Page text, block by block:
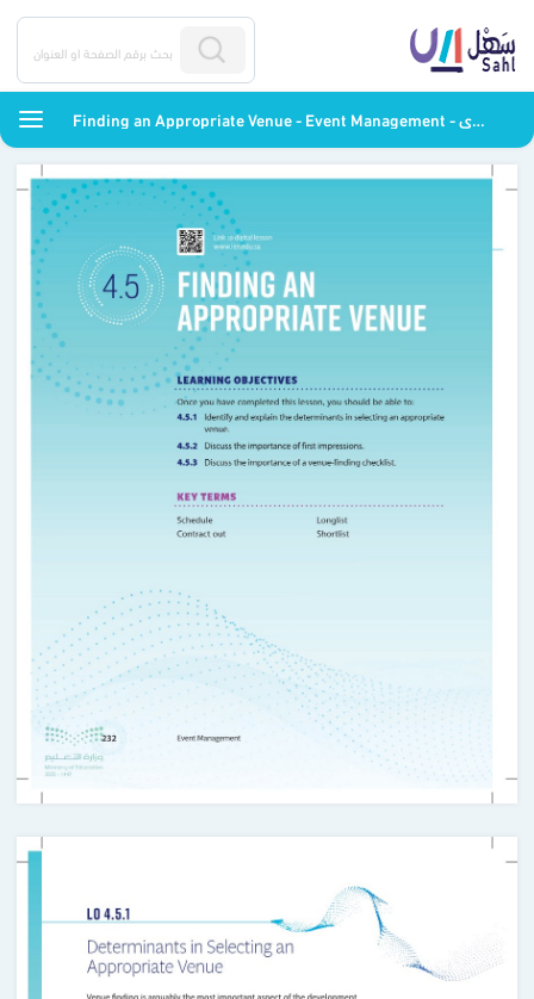
Finding an Appropriate Venue - Event Management - ثالث ثانوي